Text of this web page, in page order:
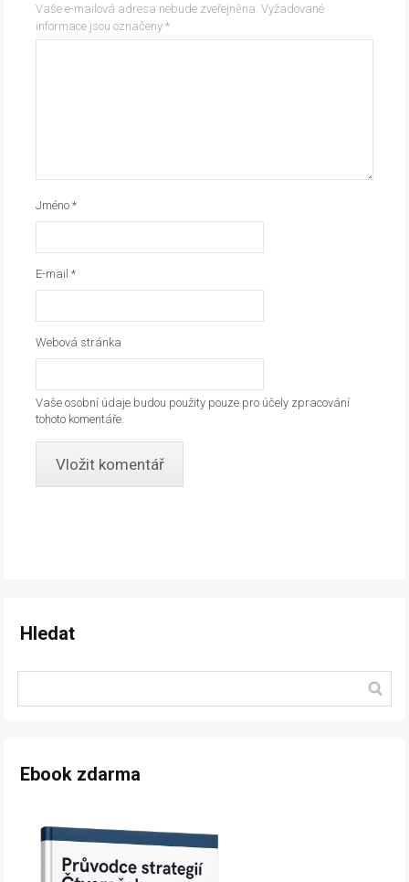
Vaše e-mailová adresa nebude zveřejněna. Vyžadované
informace jsou označeny*
Jméno*
E-mail*
Webová stránka
Vaše osobní údaje budou použity pouze pro účely zpracování
tohoto komentáře.
Hledat
Ebook zdarma